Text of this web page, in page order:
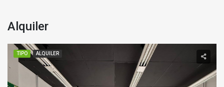
Alquiler
TIPO ALQUILER